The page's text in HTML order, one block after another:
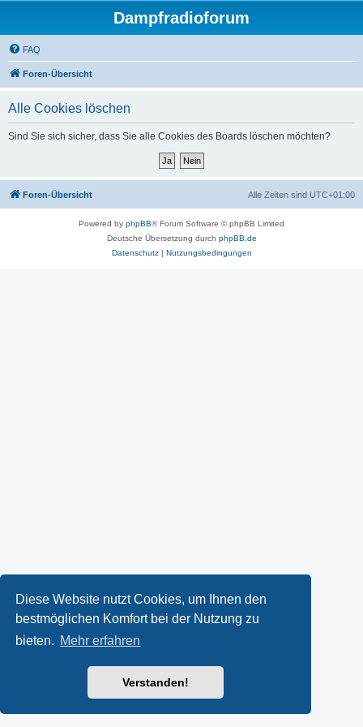
Diese Website nutzt Cookies, um Ihnen den
bestmöglichen Komfort bei der Nutzung zu
bieten. Mehr erfahren
Verstanden!
Dampfradioforum
FAQ
Foren-Übersicht
Alle Cookies löschen
Sind Sie sich sicher, dass Sie alle Cookies des Boards löschen möchten?
Foren-Übersicht Alle Zeiten sind UTC+01:00
Powered by phpBB® Forum Software © phpBB Limited
Deutsche Übersetzung durch phpBB.de
Datenschutz| Nutzungsbedingungen